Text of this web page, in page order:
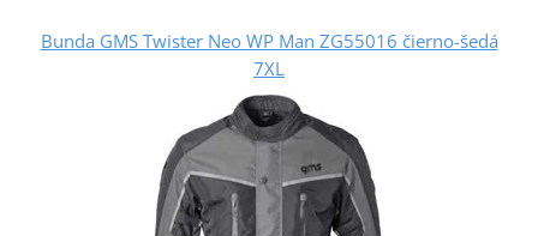
Bunda GMS Twister Neo WP Man ZG55016 čierno-šedá
7XL